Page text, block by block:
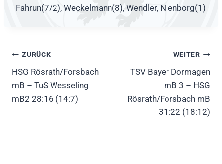
Fahrun(7/2), Weckelmann(8), Wendler, Nienborg(1)
Beitragsnavigation
ZURÜCK
HSG Rösrath/Forsbach
mB – TuS Wesseling
mB2 28:16 (14:7)
WEITER
TSV Bayer Dormagen
mB 3 – HSG
Rösrath/Forsbach mB
31:22 (18:12)